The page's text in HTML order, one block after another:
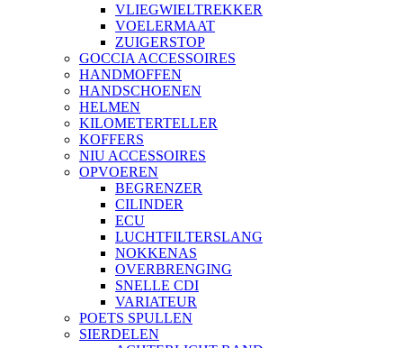
VLIEGWIELTREKKER
VOELERMAAT
ZUIGERSTOP
GOCCIA ACCESSOIRES
HANDMOFFEN
HANDSCHOENEN
HELMEN
KILOMETERTELLER
KOFFERS
NIU ACCESSOIRES
OPVOEREN
BEGRENZER
CILINDER
ECU
LUCHTFILTERSLANG
NOKKENAS
OVERBRENGING
SNELLE CDI
VARIATEUR
POETS SPULLEN
SIERDELEN